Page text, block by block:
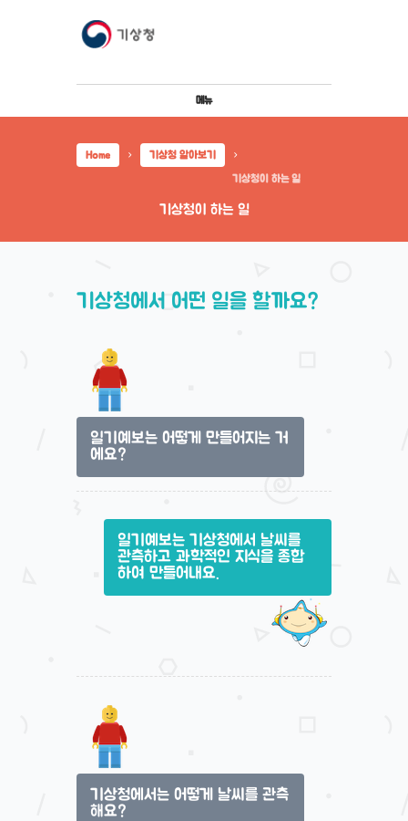
메뉴
Home 기상청 알아보기
기상청이 하는 일
기상청이 하는 일
기상청에서 어떤 일을 할까요?
일기예보는 어떻게 만들어지는 거
에요?
일기예보는 기상청에서 날씨를
관측하고 과학적인 지식을 종합
하여 만들어내요.
기상청에서는 어떻게 날씨를 관측
해요?